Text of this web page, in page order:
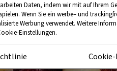
Daten, indem wir mit auf Ihrem
Wenn Sie ein werbe– und
Werbung verwendet. Weitere
Einstellungen.